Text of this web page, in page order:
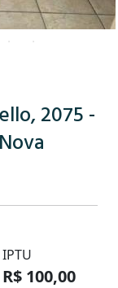
2075 -
IPTU
R$ 100,00